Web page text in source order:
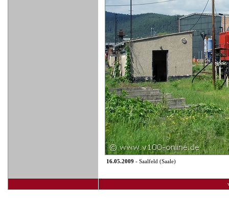
16.05.2009 - Saalfeld (Saale)